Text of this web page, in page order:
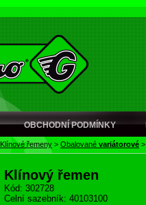
OBCHODNÍ PODMÍNKY
Klínové řemeny > Obalované variátorové
Klínový řemen
Kód: 302728
Celní sazebník: 40103100